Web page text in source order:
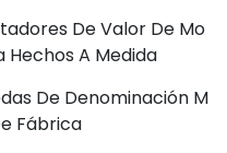
De Valor De Mo
Hechos A Medida
De Denominación M
Fábrica